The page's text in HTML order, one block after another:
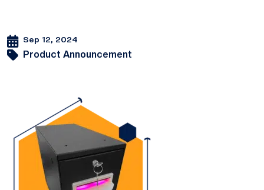
Sep 12, 2024
Product Announcement